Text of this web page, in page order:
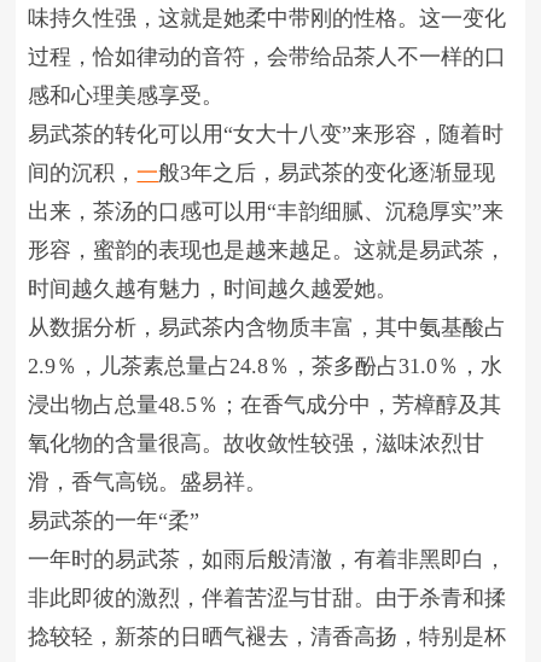
味持久性强，这就是她柔中带刚的性格。这一变化
过程，恰如律动的音符，会带给品茶人不一样的口
感和心理美感享受。
易武茶的转化可以用“女大十八变”来形容，随着时
间的沉积，一般3年之后，易武茶的变化逐渐显现
出来，茶汤的口感可以用“丰韵细腻、沉稳厚实”来
形容，蜜韵的表现也是越来越足。这就是易武茶，
时间越久越有魅力，时间越久越爱她。
从数据分析，易武茶内含物质丰富，其中氨基酸占
2.9％，儿茶素总量占24.8％，茶多酚占31.0％，水
浸出物占总量48.5％；在香气成分中，芳樟醇及其
氧化物的含量很高。故收敛性较强，滋味浓烈甘
滑，香气高锐。盛易祥。
易武茶的一年“柔”
一年时的易武茶，如雨后般清澈，有着非黑即白，
非此即彼的激烈，伴着苦涩与甘甜。由于杀青和揉
捻较轻，新茶的日晒气褪去，清香高扬，特别是杯